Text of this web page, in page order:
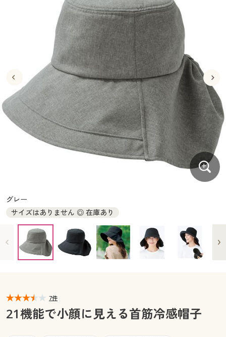
ジュニア・ティーンズ下着
キッチン・雑貨・日用品
寝具・インテリア・家具通販すべて
寝具・ベッド
カーテン・ラグ・ファブリック
美容・健康通販すべて
美容・健康・サプリメント
制服・スクール
制服・スクールすべて
制服・学生服
ジュニア・ティーンズ下着
大きいサイズ
大きいサイズ通販すべて
大きいサイズ レディース服
大きいサイズ レディース下着
大きいサイズ 事務・制服
バーゲン
バーゲンセール
シークレットセール
詳細検索
商品カテゴリ一覧
カタログ・チラシからのご注文
デジタルカタログ
カタログ無料プレゼント
マイページ
キッチン・雑貨・日用品
寝具・ベッド
カーテン・ラグ・ファブリック
美容・健康通販すべて
美容・健康・サプリメント
制服・スクールすべて
制服・学生服
ジュニア・ティーンズ下着
大きいサイズ
大きいサイズ通販すべて
大きいサイズ レディース服
大きいサイズ レディース下着
大きいサイズ メンズ
バーゲンセール
シークレットセール
詳細検索
商品カテゴリ一覧
カタログ
カタログ無料プレゼント
会員メニュー
閲覧履歴
グレー
サイズはありません ◎ 在庫あり
7件
21機能で小顔に見える首筋冷感帽子